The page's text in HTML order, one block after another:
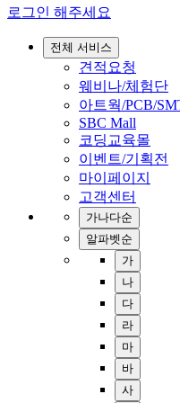
로그인 해주세요
전체 서비스
견적요청
웨비나/체험단
아트웍/PCB/
SBC Mall
코딩교육몰
이벤트/기획전
마이페이지
고객센터
가나다순
알파벳순
가
나
다
라
마
바
사